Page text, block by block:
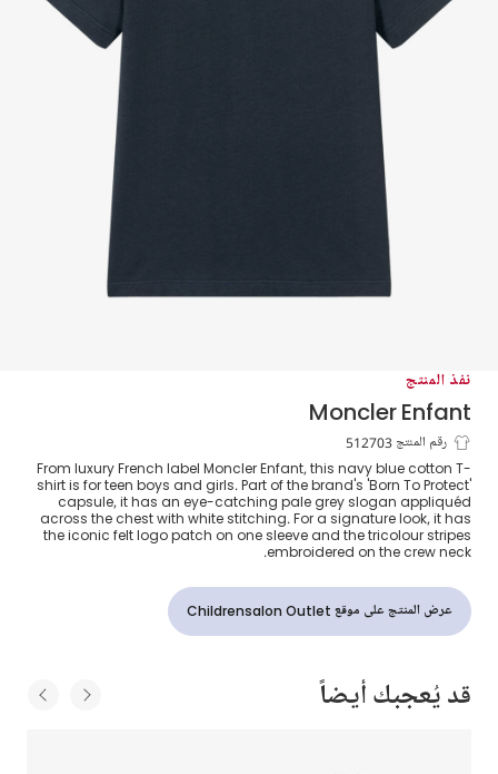
نفذ المنتج
Moncler Enfant
تيشيرت تينز قطن لون كحلي
رقم المنتج 512703
From luxury French label Moncler Enfant, this navy blue cotton T-
shirt is for teen boys and girls. Part of the brand's 'Born To Protect'
capsule, it has an eye-catching pale grey slogan appliquéd
across the chest with white stitching. For a signature look, it has
the iconic felt logo patch on one sleeve and the tricolour stripes
embroidered on the crew neck.
عرض المنتج على موقع Childrensalon Outlet
قد يُعجبك أيضاً